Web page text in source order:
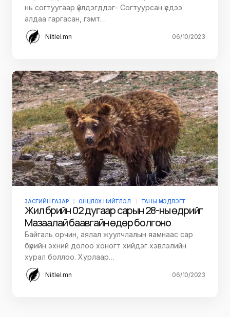
нь согтуугаар үйлдэгддэг- Согтуурсан үедээ
алдаа гаргасан, гэмт…
Niitlel.mn 06/10/2023
ЗАСГИЙН ГАЗАР ОНЦЛОХ НИЙТЛЭЛ ТАНЫ МЭДЛЭГТ
Жил бүрийн 02 дугаар сарын 28-ны өдрийг
Мазаалай баавгайн өдөр болгоно
Байгаль орчин, аялал жуулчлалын яамнаас сар
бүрийн эхний долоо хоногт хийдэг хэвлэлийн
хурал боллоо. Хурлаар…
Niitlel.mn 06/10/2023